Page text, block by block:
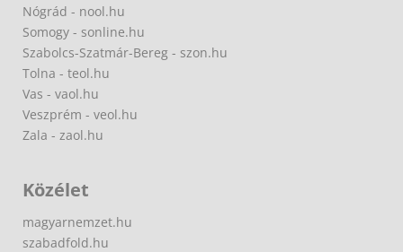
Nógrád - nool.hu
Somogy - sonline.hu
Szabolcs-Szatmár-Bereg - szon.hu
Tolna - teol.hu
Vas - vaol.hu
Veszprém - veol.hu
Zala - zaol.hu
Közélet
magyarnemzet.hu
szabadfold.hu